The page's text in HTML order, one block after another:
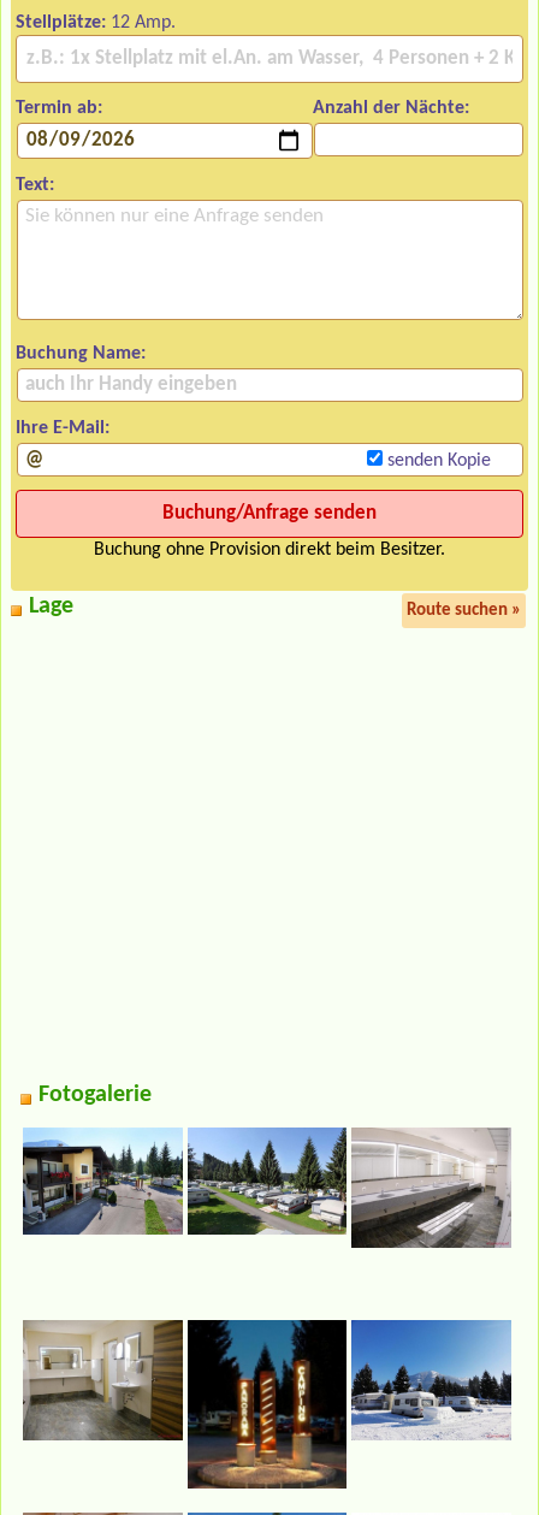
Stellplätze: 12 Amp.
Termin ab: Anzahl der Nächte:
Text:
Buchung Name:
Ihre E-Mail:
senden Kopie
Buchung ohne Provision direkt beim Besitzer.
Lage Route suchen »
Fotogalerie